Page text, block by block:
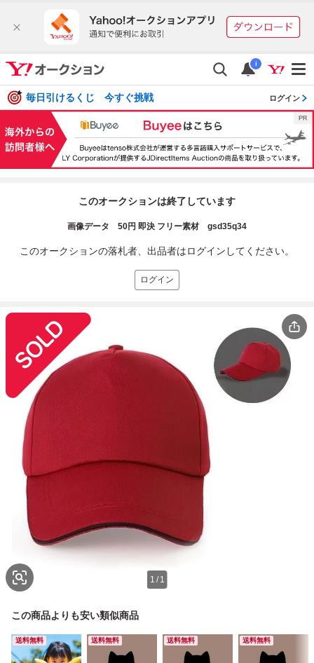
i
毎日引けるくじ 今すぐ挑戦 ログイン
このオークションは終了しています
画像データ 50円 即決 フリー素材 gsd35q34
このオークションの落札者、出品者はログインしてください。
ログイン
1 / 1
この商品よりも安い類似商品
送料無料 送料無料 送料無料 送料無料